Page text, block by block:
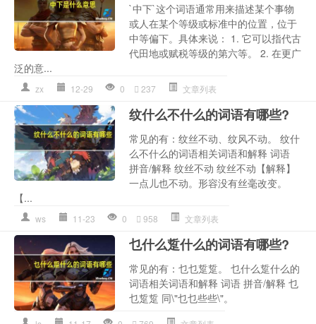
`中下`这个词语通常用来描述某个事物
或人在某个等级或标准中的位置，位于
中等偏下。具体来说： 1. 它可以指代古
代田地或赋税等级的第六等。 2. 在更广
泛的意...
zx 12-29 0 237 文章列表
纹什么不什么的词语有哪些?
常见的有：纹丝不动、纹风不动。 纹什
么不什么的词语相关词语和解释 词语
拼音/解释 纹丝不动 纹丝不动【解释】
一点儿也不动。形容没有丝毫改变。
【...
ws 11-23 0 958 文章列表
乜什么踅什么的词语有哪些?
常见的有：乜乜踅踅。 乜什么踅什么的
词语相关词语和解释 词语 拼音/解释 乜
乜踅踅 同\"乜乜些些\"。